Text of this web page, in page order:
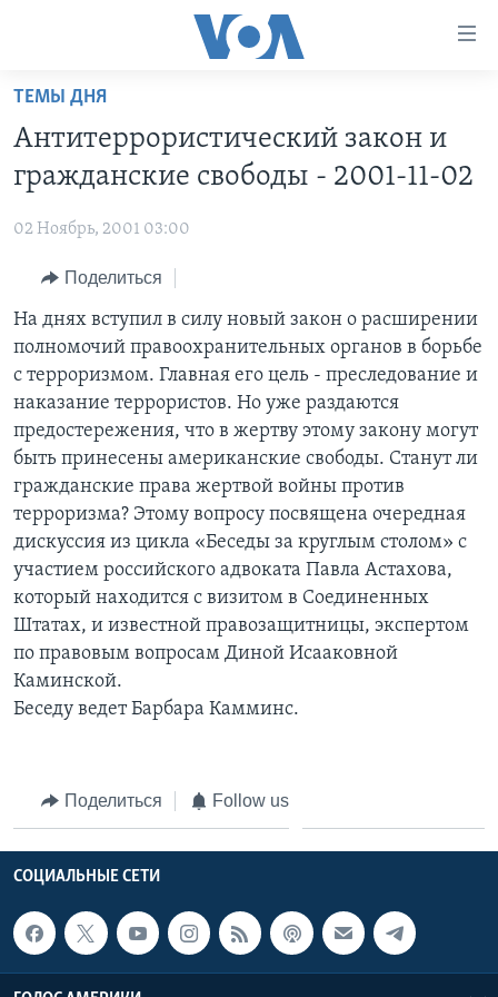
Перейти
основной
контент
Перейти
навигации
Перейти
поиск
ПРОГРАММЫ
НОВОСТИ ЗА МИНУТУ
ИТОГИ
ПОЧЕМУ ЭТО ВАЖНО?
ДИСКУССИЯ VOA
ДЕТАЛИ
НЬЮ-ЙОРК NEW YORK
АМЕРИКА. БОЛЬШОЕ ПУТЕШЕСТВИЕ
ПРОЕКТЫ
УЧИМ АНГЛИЙСКИЙ
НАША АМЕРИКАНСКАЯ ИСТОРИЯ
А КАК В АМЕРИКЕ?
АМЕРИКАНСКИЕ ГОРОДКИ
ТЕСТЫ
ЭКСПЕРТИЗА
ИНТЕРВЬЮ
ФАКТЫ ПРОТИВ ФЕЙКОВ
ЗА СВОБОДУ ПРЕССЫ
УЧИМ АНГЛИЙСКИЙ
ВИДЕО
ПОДПИСКА НА НОВОСТИ
Learning English
СОЦИАЛЬНЫЕ СЕТИ
Языки
ТЕМЫ ДНЯ
Антитеррористический закон и
гражданские свободы - 2001-11-02
02 Ноябрь, 2001 03:00
Поделиться
На днях вступил в силу новый закон о расширении
полномочий правоохранительных органов в борьбе
с терроризмом. Главная его цель - преследование и
наказание террористов. Но уже раздаются
предостережения, что в жертву этому закону могут
быть принесены американские свободы. Станут ли
гражданские права жертвой войны против
терроризма? Этому вопросу посвящена очередная
дискуссия из цикла «Беседы за круглым столом» с
участием российского адвоката Павла Астахова,
который находится с визитом в Соединенных
Штатах, и известной правозащитницы, экспертом
по правовым вопросам Диной Исааковной
Каминской.
Беседу ведет Барбара Камминс.
Поделиться Follow us
СОЦИАЛЬНЫЕ СЕТИ